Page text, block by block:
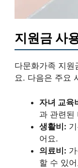
지원금 사
다문화가족 지원
요. 다음은 주요
자녀 교육
과 관련된
생활비:
어요.
의료비:
할 수 있